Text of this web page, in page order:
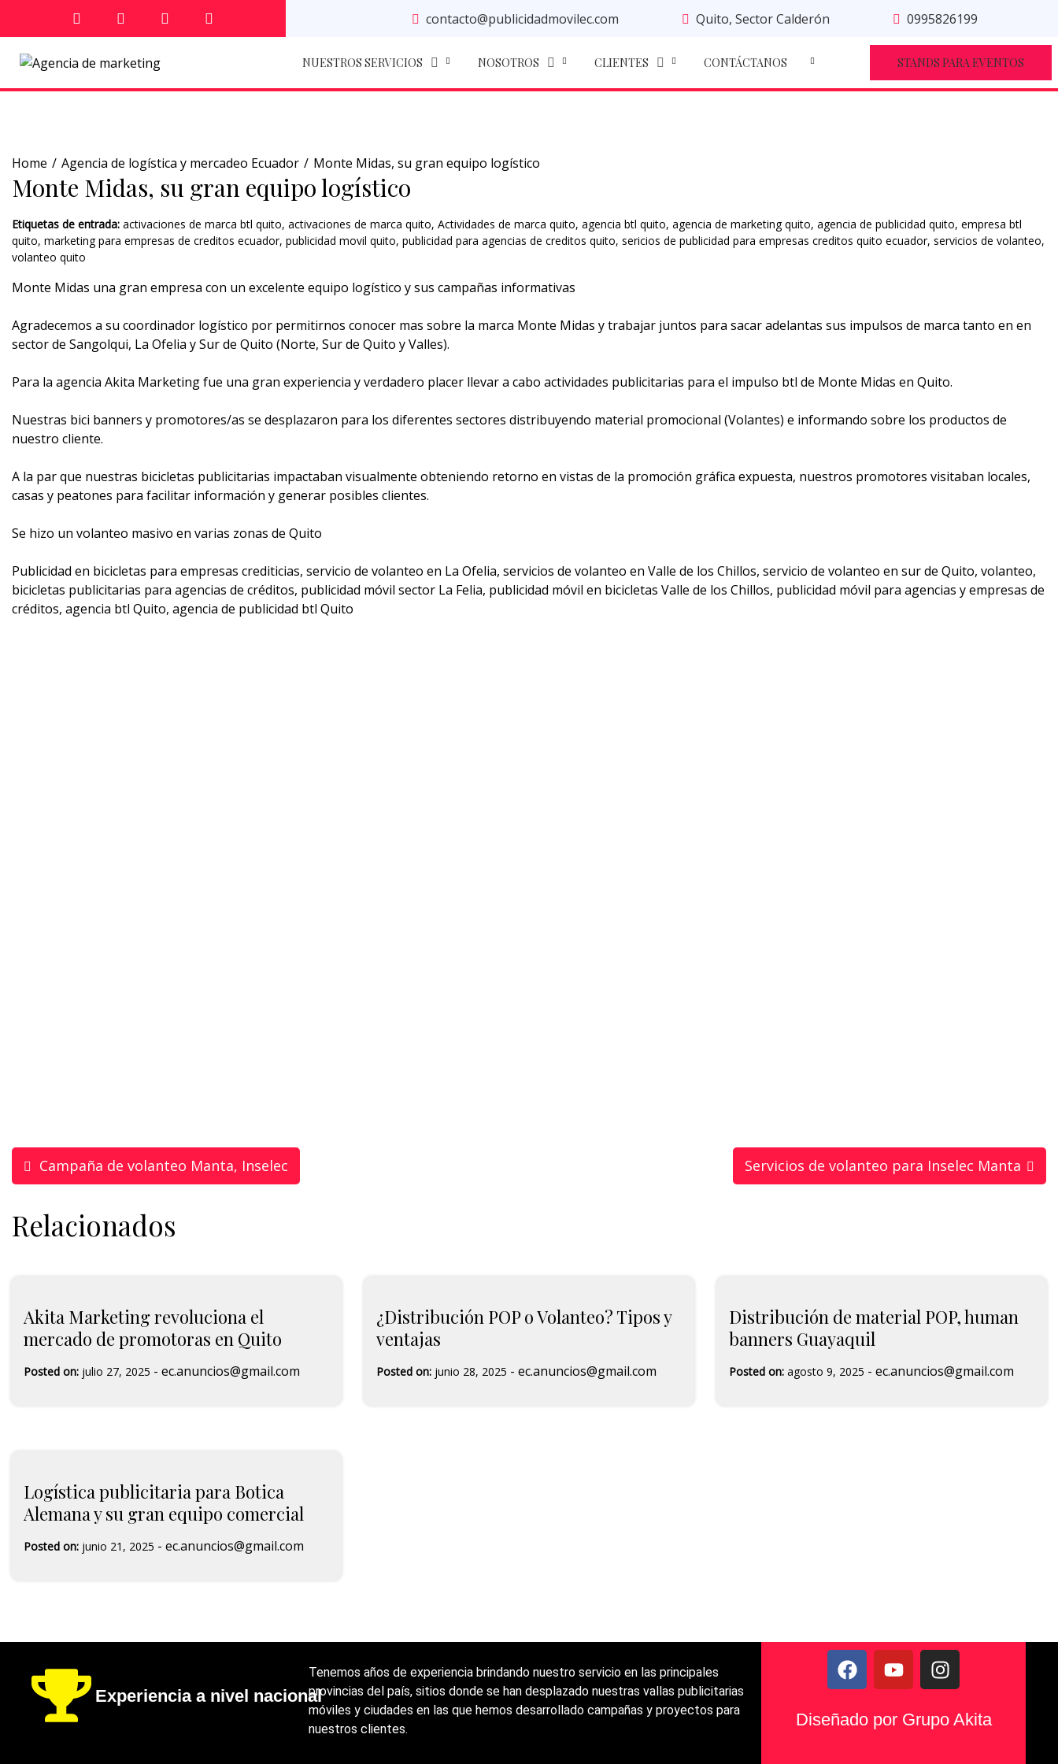
contacto@publicidadmovilec.com Quito, Sector Calderón 0995826199
NUESTROS SERVICIOS NOSOTROS CLIENTES CONTÁCTANOS STANDS PARA EVENTOS
Home Agencia de logística y mercadeo Ecuador Monte Midas, su gran equipo logístico
Monte Midas, su gran equipo logístico
Etiquetas de entrada: activaciones de marca btl quito, activaciones de marca quito, Actividades de marca quito, agencia btl quito, agencia de marketing quito, agencia de publicidad quito, empresa btl
quito, marketing para empresas de creditos ecuador, publicidad movil quito, publicidad para agencias de creditos quito, sericios de publicidad para empresas creditos quito ecuador, servicios de volanteo,
volanteo quito
Monte Midas una gran empresa con un excelente equipo logístico y sus campañas informativas
Agradecemos a su coordinador logístico por permitirnos conocer mas sobre la marca Monte Midas y trabajar juntos para sacar adelantas sus impulsos de marca tanto en en
sector de Sangolqui, La Ofelia y Sur de Quito (Norte, Sur de Quito y Valles).
Para la agencia Akita Marketing fue una gran experiencia y verdadero placer llevar a cabo actividades publicitarias para el impulso btl de Monte Midas en Quito.
Nuestras bici banners y promotores/as se desplazaron para los diferentes sectores distribuyendo material promocional (Volantes) e informando sobre los productos de
nuestro cliente.
A la par que nuestras bicicletas publicitarias impactaban visualmente obteniendo retorno en vistas de la promoción gráfica expuesta, nuestros promotores visitaban locales,
casas y peatones para facilitar información y generar posibles clientes.
Se hizo un volanteo masivo en varias zonas de Quito
Publicidad en bicicletas para empresas crediticias, servicio de volanteo en La Ofelia, servicios de volanteo en Valle de los Chillos, servicio de volanteo en sur de Quito, volanteo,
bicicletas publicitarias para agencias de créditos, publicidad móvil sector La Felia, publicidad móvil en bicicletas Valle de los Chillos, publicidad móvil para agencias y empresas de
créditos, agencia btl Quito, agencia de publicidad btl Quito
Campaña de volanteo Manta, Inselec Servicios de volanteo para Inselec Manta
Relacionados
Akita Marketing revoluciona el
mercado de promotoras en Quito
Posted on: julio 27, 2025 - ec.anuncios@gmail.com
¿Distribución POP o Volanteo? Tipos y
ventajas
Posted on: junio 28, 2025 - ec.anuncios@gmail.com
Distribución de material POP, human
banners Guayaquil
Posted on: agosto 9, 2025 - ec.anuncios@gmail.com
Logística publicitaria para Botica
Alemana y su gran equipo comercial
Posted on: junio 21, 2025 - ec.anuncios@gmail.com
Experiencia a nivel nacional
Tenemos años de experiencia brindando nuestro servicio en las principales
provincias del país, sitios donde se han desplazado nuestras vallas publicitarias
móviles y ciudades en las que hemos desarrollado campañas y proyectos para
nuestros clientes.
Diseñado por Grupo Akita